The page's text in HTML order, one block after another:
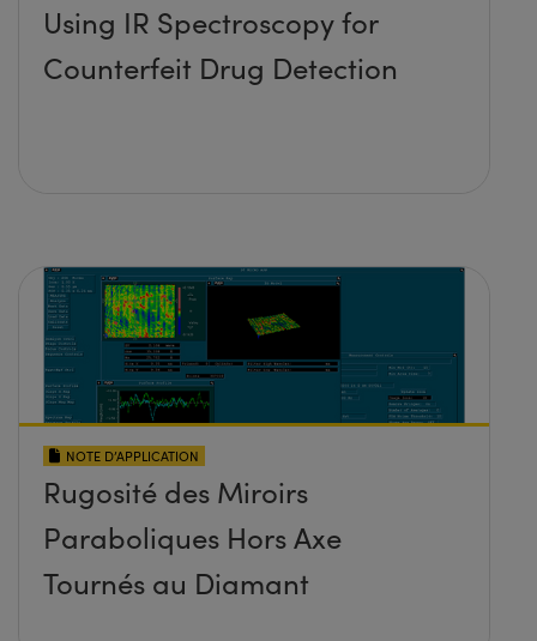
Using IR Spectroscopy for
Counterfeit Drug Detection
NOTE D’APPLICATION
Rugosité des Miroirs
Paraboliques Hors Axe
Tournés au Diamant